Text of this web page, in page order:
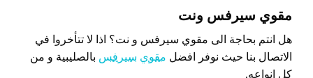
مقوي سيرفس ونت
هل انتم بحاجة الى مقوي سيرفس و نت؟ اذا لا تتأخروا في
الاتصال بنا حيث نوفر افضل مقوي سيرفس بالصليبية و من
كل انواعه.